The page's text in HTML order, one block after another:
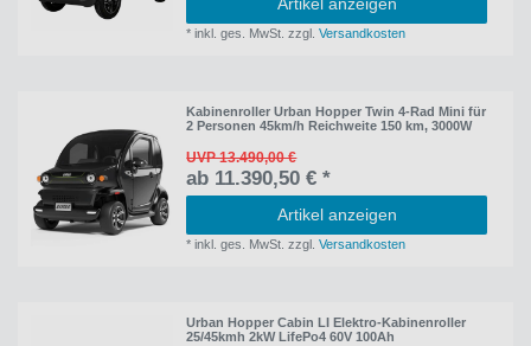
*inkl. ges. MwSt. zzgl.Versandkosten
Kabinenroller Urban Hopper Twin 4-Rad Mini für
2 Personen 45km/h Reichweite 150 km, 3000W
UVP 13.490,00 €
ab 11.390,50 € *
Artikel anzeigen
*inkl. ges. MwSt. zzgl.Versandkosten
Urban Hopper Cabin LI Elektro-Kabinenroller
25/45kmh 2kW LifePo4 60V 100Ah